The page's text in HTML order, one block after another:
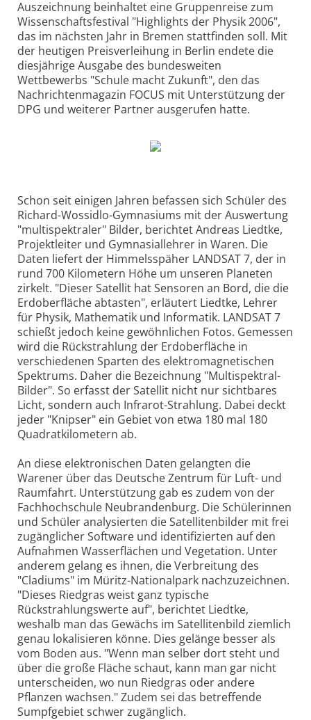
Auszeichnung beinhaltet eine Gruppenreise zum
Wissenschaftsfestival "Highlights der Physik 2006",
das im nächsten Jahr in Bremen stattfinden soll. Mit
der heutigen Preisverleihung in Berlin endete die
diesjährige Ausgabe des bundesweiten
Wettbewerbs "Schule macht Zukunft", den das
Nachrichtenmagazin FOCUS mit Unterstützung der
DPG und weiterer Partner ausgerufen hatte.
Schon seit einigen Jahren befassen sich Schüler des
Richard-Wossidlo-Gymnasiums mit der Auswertung
"multispektraler" Bilder, berichtet Andreas Liedtke,
Projektleiter und Gymnasiallehrer in Waren. Die
Daten liefert der Himmelsspäher LANDSAT 7, der in
rund 700 Kilometern Höhe um unseren Planeten
zirkelt. "Dieser Satellit hat Sensoren an Bord, die die
Erdoberfläche abtasten", erläutert Liedtke, Lehrer
für Physik, Mathematik und Informatik. LANDSAT 7
schießt jedoch keine gewöhnlichen Fotos. Gemessen
wird die Rückstrahlung der Erdoberfläche in
verschiedenen Sparten des elektromagnetischen
Spektrums. Daher die Bezeichnung "Multispektral-
Bilder". So erfasst der Satellit nicht nur sichtbares
Licht, sondern auch Infrarot-Strahlung. Dabei deckt
jeder "Knipser" ein Gebiet von etwa 180 mal 180
Quadratkilometern ab.
An diese elektronischen Daten gelangten die
Warener über das Deutsche Zentrum für Luft- und
Raumfahrt. Unterstützung gab es zudem von der
Fachhochschule Neubrandenburg. Die Schülerinnen
und Schüler analysierten die Satellitenbilder mit frei
zugänglicher Software und identifizierten auf den
Aufnahmen Wasserflächen und Vegetation. Unter
anderem gelang es ihnen, die Verbreitung des
"Cladiums" im Müritz-Nationalpark nachzuzeichnen.
"Dieses Riedgras weist ganz typische
Rückstrahlungswerte auf", berichtet Liedtke,
weshalb man das Gewächs im Satellitenbild ziemlich
genau lokalisieren könne. Dies gelänge besser als
vom Boden aus. "Wenn man selber dort steht und
über die große Fläche schaut, kann man gar nicht
unterscheiden, wo nun Riedgras oder andere
Pflanzen wachsen." Zudem sei das betreffende
Sumpfgebiet schwer zugänglich.